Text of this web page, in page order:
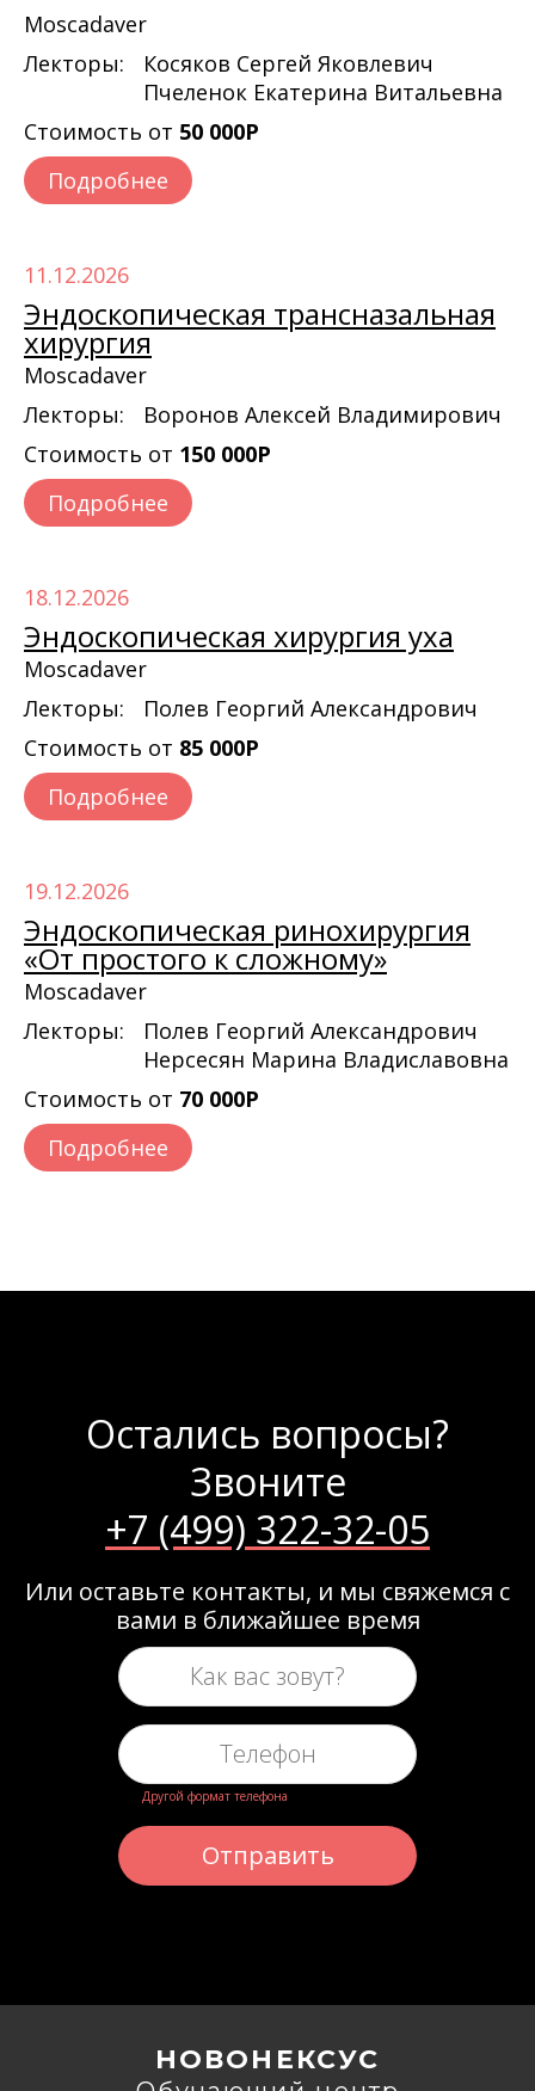
Moscadaver
Лекторы:
Косяков Сергей Яковлевич
Пчеленок Екатерина Витальевна
Стоимость от 50 000Р
Подробнее
11.12.2026
Эндоскопическая трансназальная
хирургия
Moscadaver
Лекторы:
Воронов Алексей Владимирович
Стоимость от 150 000Р
Подробнее
18.12.2026
Эндоскопическая хирургия уха
Moscadaver
Лекторы:
Полев Георгий Александрович
Стоимость от 85 000Р
Подробнее
19.12.2026
Эндоскопическая ринохирургия
«От простого к сложному»
Moscadaver
Лекторы:
Полев Георгий Александрович
Нерсесян Марина Владиславовна
Стоимость от 70 000Р
Подробнее
Остались вопросы?
Звоните
+7 (499) 322-32-05
Или оставьте контакты, и мы свяжемся с
вами в ближайшее время
Другой формат телефона
Отправить
НОВОНЕКСУС